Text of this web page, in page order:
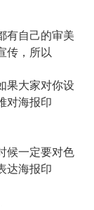
有自己的审美
传，所以
果大家对你设
对海报印
候一定要对色
达海报印